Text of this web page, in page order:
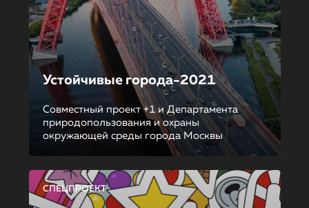
Устойчивые города-2021
Совместный проект +1 и Департамента
природопользования и охраны
окружающей среды города Москвы
СПЕЦПРОЕКТ